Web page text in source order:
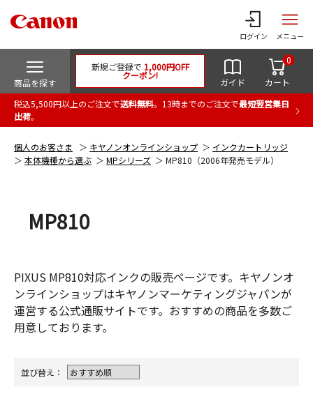
ログイン メニュー
商品を探す
新規ご登録で 1,000円OFF
クーポン!
ガイド カート
0
税込5,500円以上のご注文で送料無料。13時までのご注文で最短翌営業日
出荷。
個人のお客さま キヤノンオンラインショップ
インクカートリッジ
本体機種から選ぶ
MPシリーズ MP810（2006年発売モデル）
MP810
PIXUS MP810対応インクの販売ページです。キヤノンオ
ンラインショップはキヤノンマーケティングジャパンが
運営する公式通販サイトです。おすすめの商品を多数ご
用意しております。
並び替え：